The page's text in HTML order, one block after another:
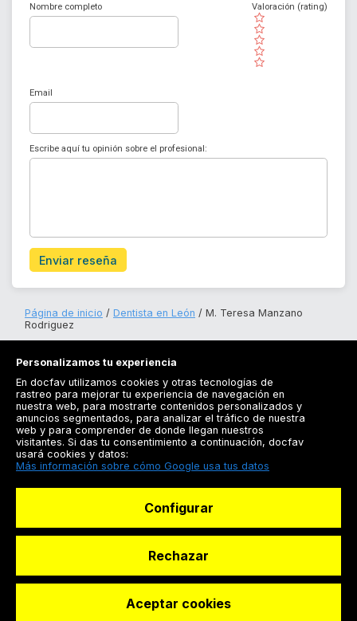
Nombre completo
( )
( )
( )
( )
( )
Valoración (rating)
Email
Escribe aquí tu opinión sobre el profesional:
Enviar reseña
Página de inicio Dentista en León
M. Teresa Manzano
Rodriguez
Registrarse
Docfav
© Dashboard Technologies S.L
Personalizamos tu experiencia
En docfav utilizamos cookies y otras tecnologías de
rastreo para mejorar tu experiencia de navegación en
nuestra web, para mostrarte contenidos personalizados y
anuncios segmentados, para analizar el tráfico de nuestra
web y para comprender de donde llegan nuestros
visitantes. Si das tu consentimiento a continuación, docfav
usará cookies y datos:
Más información sobre cómo Google usa tus datos
Configurar
Rechazar
Aceptar cookies